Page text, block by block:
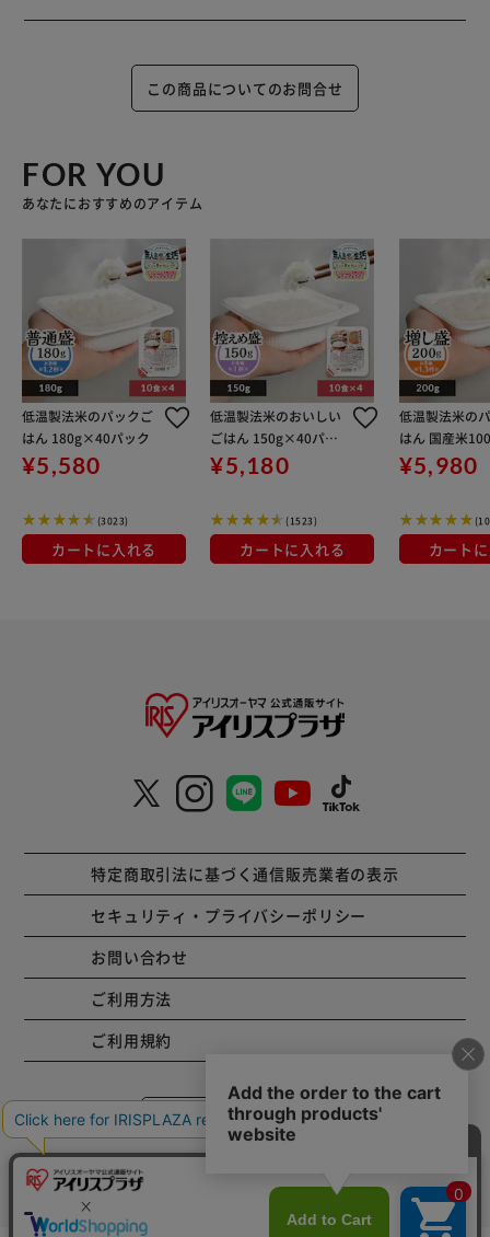
この商品についてのお問合せ
FOR YOU
あなたにおすすめのアイテム
低温製法米のパックご
はん 180g×40パック
¥5,580
(3023)
カートに入れる
低温製法米のおいしい
ごはん 150g×40パッ
ク
¥5,180
(1523)
カートに入れる
低温製法米の
はん 国産米
g×40パック
¥5,980
カート
特定商取引法に基づく通信販売業者の表示
セキュリティ・プライバシーポリシー
お問い合わせ
ご利用方法
ご利用規約
コーポレートサイト
Copyright © 2001 IRISPLAZA. ALL Rights Reserved.